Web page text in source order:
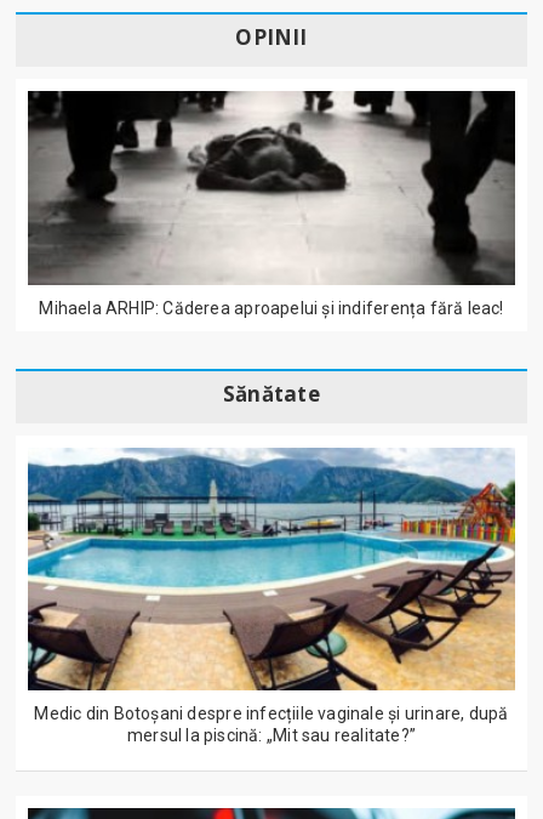
OPINII
Mihaela ARHIP: Căderea aproapelui și indiferența fără leac!
Sănătate
Medic din Botoșani despre infecțiile vaginale și urinare, după
mersul la piscină: „Mit sau realitate?”